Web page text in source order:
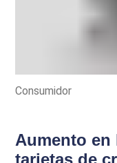
Consumidor
Aumento